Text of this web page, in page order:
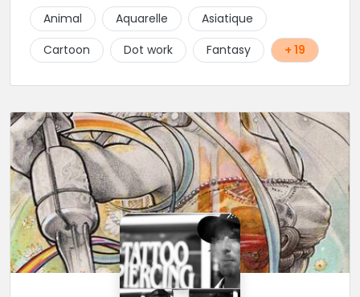
Animal
Aquarelle
Asiatique
Cartoon
Dot work Fantasy + 19